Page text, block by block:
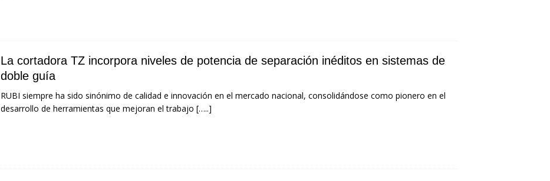
La cortadora TZ incorpora niveles de potencia de separación inéditos en sistemas de
doble guía
RUBI siempre ha sido sinónimo de calidad e innovación en el mercado nacional, consolidándose como pionero en el
desarrollo de herramientas que mejoran el trabajo […..]